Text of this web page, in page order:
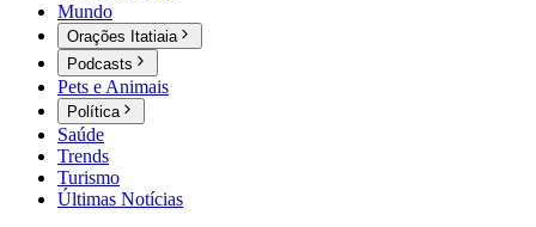
Mundo
Orações Itatiaia
Podcasts
Pets e Animais
Política
Saúde
Trends
Turismo
Últimas Notícias